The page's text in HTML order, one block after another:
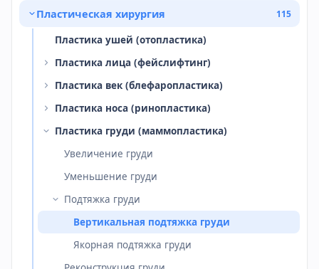
Пластическая хирургия 115
Пластика ушей (отопластика)
Пластика лица (фейслифтинг)
Пластика век (блефаропластика)
Пластика носа (ринопластика)
Пластика груди (маммопластика)
Увеличение груди
Уменьшение груди
Подтяжка груди
Вертикальная подтяжка груди
Якорная подтяжка груди